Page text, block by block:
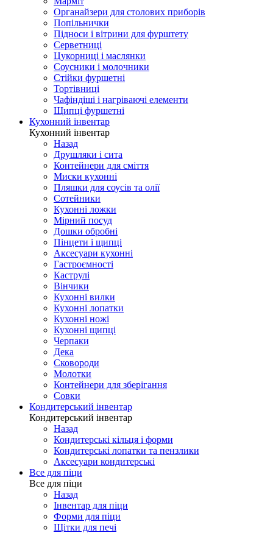
Органайзери для столових приборів
Попільнички
Підноси і вітрини для фурштету
Серветниці
Цукорниці і маслянки
Соусники і молочники
Стійки фуршетні
Тортівниці
Чафіндіші і нагріваючі елементи
Щипці фуршетні
Кухонний інвентар
Кухонний інвентар
Назад
Друшляки і сита
Контейнери для сміття
Миски кухонні
Пляшки для соусів та олії
Сотейники
Кухонні ложки
Мірний посуд
Дошки обробні
Пінцети і щипці
Аксесуари кухонні
Гастроємності
Каструлі
Вінчики
Кухонні вилки
Кухонні лопатки
Кухонні ножі
Кухонні щипці
Черпаки
Дека
Сковороди
Молотки
Контейнери для зберігання
Совки
Кондитерський інвентар
Кондитерський інвентар
Назад
Кондитерські кільця і форми
Кондитерські лопатки та пензлики
Аксесуари кондитерські
Все для піци
Все для піци
Назад
Інвентар для піци
Форми для піци
Щітки для печі